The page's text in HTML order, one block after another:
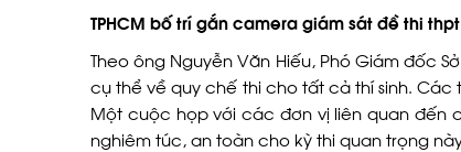
TPHCM bố trí gắn camera giám sát đề thi
Theo ông Nguyễn Văn Hiếu, Phó Giám đốc
cụ thể về quy chế thi cho tất cả thí sinh.
Một cuộc họp với các đơn vị liên quan đến
nghiêm túc, an toàn cho kỳ thi quan trọng